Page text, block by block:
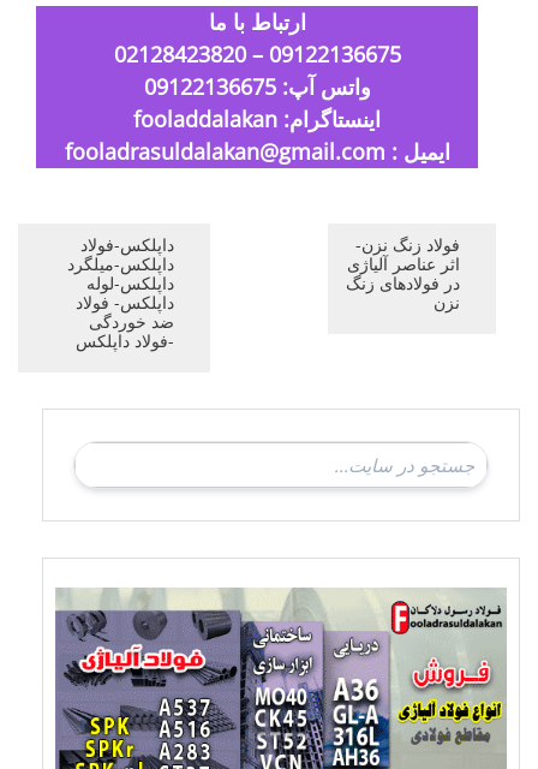
ارتباط با ما
09122136675 – 02128423820
واتس آپ: 09122136675
اینستاگرام: fooladdalakan
ایمیل : fooladrasuldalakan@gmail.com
داپلکس-فولاد
داپلکس-میلگرد
داپلکس-لوله
داپلکس- فولاد
ضد خوردگی
-فولاد داپلکس
فولاد زنگ نزن-
اثر عناصر آلیاژی
در فولادهای زنگ
نزن